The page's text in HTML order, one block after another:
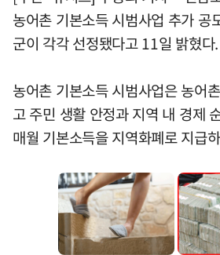
농어촌 기본소득 시범사업 추가 공
군이 각각 선정됐다고 11일 밝혔다.
농어촌 기본소득 시범사업은 농어
고 주민 생활 안정과 지역 내 경제
매월 기본소득을 지역화폐로 지급